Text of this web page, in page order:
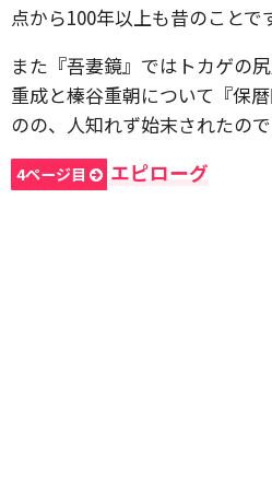
点から100年以上も昔のことで
また『吾妻鏡』ではトカゲの
重成と榛谷重朝について『保
のの、人知れず始末されたので
4ページ目 エピローグ